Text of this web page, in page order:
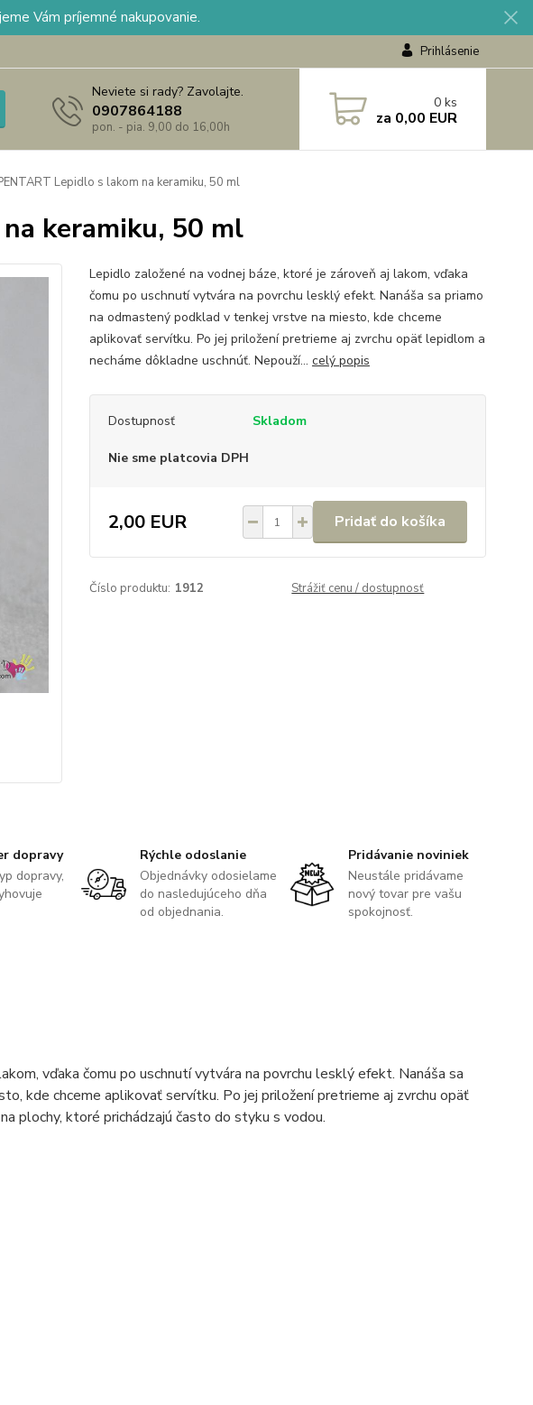
Vám príjemné nakupovanie.
Prihlásenie
Neviete si rady? Zavolajte.
0907864188
pon. - pia. 9,00 do 16,00h
0 ks
za 0,00 EUR
Lepidlo s lakom na keramiku, 50 ml
keramiku, 50 ml
Lepidlo založené na vodnej báze, ktoré je zároveň aj lakom, vďaka
čomu po uschnutí vytvára na povrchu lesklý efekt. Nanáša sa priamo
na odmastený podklad v tenkej vrstve na miesto, kde chceme
aplikovať servítku. Po jej priložení pretrieme aj zvrchu opäť lepidlom a
necháme dôkladne uschnúť. Nepouží... celý popis
Dostupnosť Skladom
Nie sme platcovia DPH
2,00 EUR Pridať do košíka
Číslo produktu: 1912 Strážiť cenu / dostupnosť
dopravy
dopravy,
Rýchle odoslanie
Objednávky odosielame
do nasledujúceho dňa
od objednania.
Pridávanie noviniek
Neustále pridávame
nový tovar pre vašu
spokojnosť.
vďaka čomu po uschnutí vytvára na povrchu lesklý efekt. Nanáša sa
kde chceme aplikovať servítku. Po jej priložení pretrieme aj zvrchu opäť
plochy, ktoré prichádzajú často do styku s vodou.